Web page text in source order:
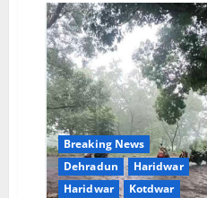
आयोग
की
अध्यक्ष
कुसुम
कंडवाल
ने
नारी
पुनर्वास
केंद्र
की
व्यवस्थाओं
का
लिया
जायजा
Breaking News
Dehradun
Haridwar
Haridwar
Kotdwar